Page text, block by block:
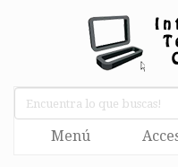
Menú